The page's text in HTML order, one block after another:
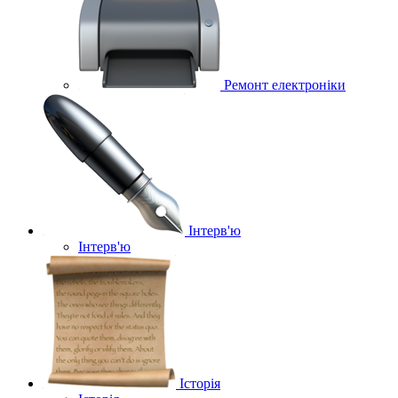
Ремонт електроніки
Інтерв'ю
Інтерв'ю
Історія